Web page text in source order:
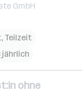
GmbH
Teilzeit
jährlich
ohne